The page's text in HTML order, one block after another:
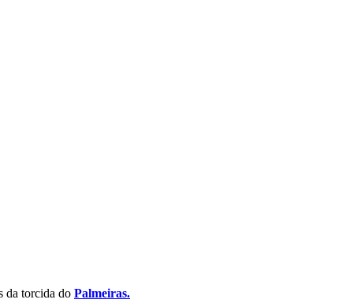
da torcida do Palmeiras.